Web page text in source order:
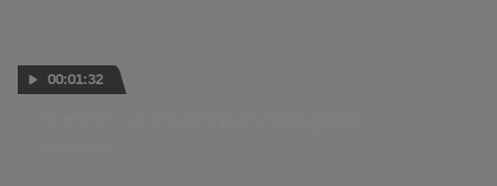
00:01:32